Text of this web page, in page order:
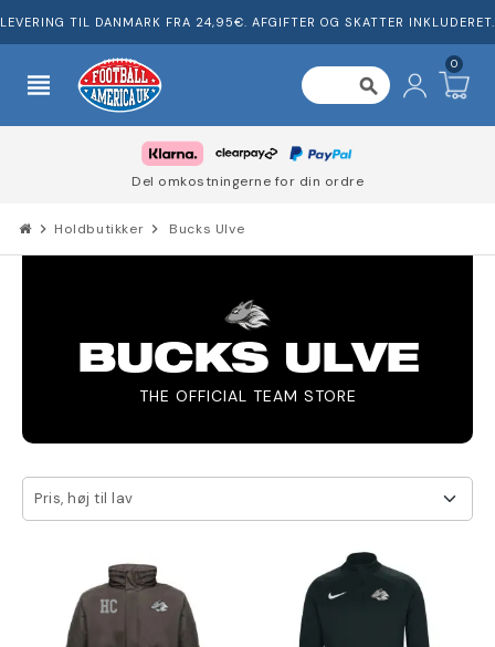
LEVERING TIL DANMARK FRA 24,95€. AFGIFTER OG SKATTER INKLUDERET.
view_headline search
0
Del omkostningerne for din ordre
chevron_right Holdbutikker chevron_right Bucks Ulve
BUCKS ULVE
THE OFFICIAL TEAM STORE
Pris, høj til lav